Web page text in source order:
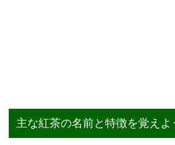
主な紅茶の名前と特徴を覚えよ